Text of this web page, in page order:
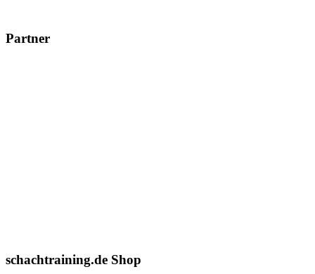
Partner
schachtraining.de Shop